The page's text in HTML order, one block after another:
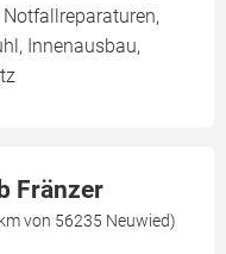
Notfallreparaturen,
Innenausbau,
Fränzer
von 56235 Neuwied)